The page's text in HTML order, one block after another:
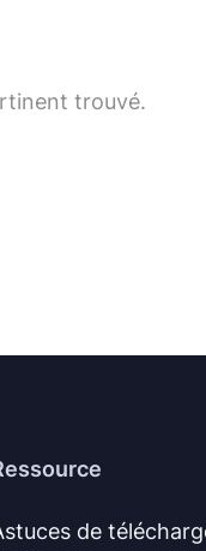
trouvé.
de